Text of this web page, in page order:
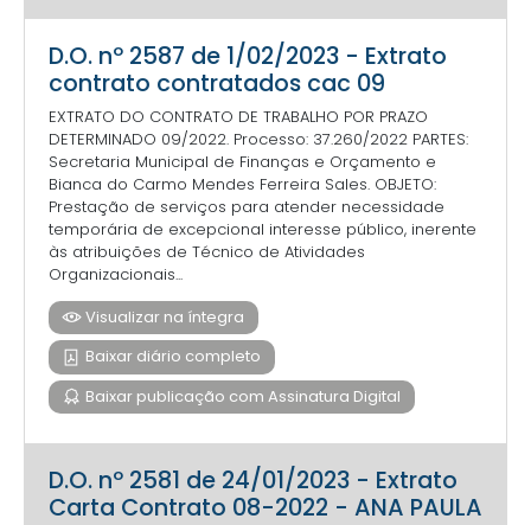
D.O. nº 2587 de 1/02/2023 - Extrato
contrato contratados cac 09
EXTRATO DO CONTRATO DE TRABALHO POR PRAZO
DETERMINADO 09/2022. Processo: 37.260/2022 PARTES:
Secretaria Municipal de Finanças e Orçamento e
Bianca do Carmo Mendes Ferreira Sales. OBJETO:
Prestação de serviços para atender necessidade
temporária de excepcional interesse público, inerente
às atribuições de Técnico de Atividades
Organizacionais...
Visualizar na íntegra
Baixar diário completo
Baixar publicação com Assinatura Digital
D.O. nº 2581 de 24/01/2023 - Extrato
Carta Contrato 08-2022 - ANA PAULA